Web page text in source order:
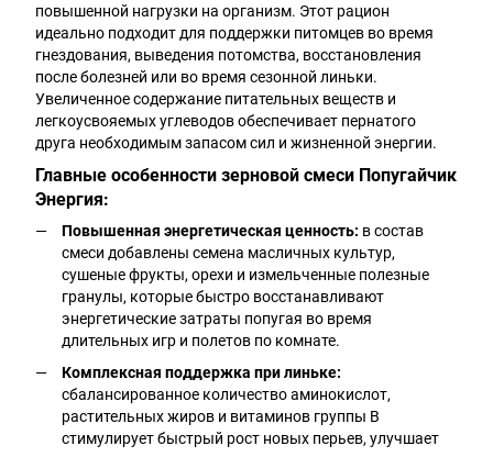
повышенной нагрузки на организм. Этот рацион
идеально подходит для поддержки питомцев во время
гнездования, выведения потомства, восстановления
после болезней или во время сезонной линьки.
Увеличенное содержание питательных веществ и
легкоусвояемых углеводов обеспечивает пернатого
друга необходимым запасом сил и жизненной энергии.
Главные особенности зерновой смеси Попугайчик
Энергия:
Повышенная энергетическая ценность: в состав
смеси добавлены семена масличных культур,
сушеные фрукты, орехи и измельченные полезные
гранулы, которые быстро восстанавливают
энергетические затраты попугая во время
длительных игр и полетов по комнате.
Комплексная поддержка при линьке:
сбалансированное количество аминокислот,
растительных жиров и витаминов группы B
стимулирует быстрый рост новых перьев, улучшает